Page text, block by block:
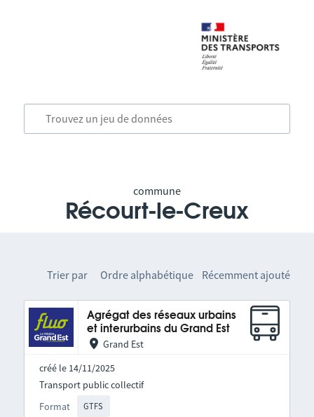
commune
Récourt-le-Creux
Trier par Ordre alphabétique Récemment ajouté
Agrégat des réseaux urbains
et interurbains du Grand Est
Grand Est
créé le 14/11/2025
Format GTFS
Transport public collectif